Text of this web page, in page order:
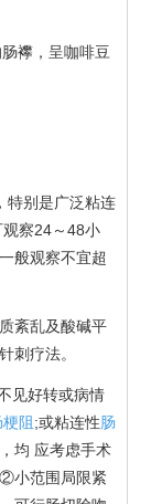
襻，呈咖啡豆
，特别是广泛粘连
观察24～48小
般观察不宜超
紊乱及酸碱平
刺疗法。
见好转或病情
梗阻;或粘连性肠
均 应考虑手术
小范围局限紧